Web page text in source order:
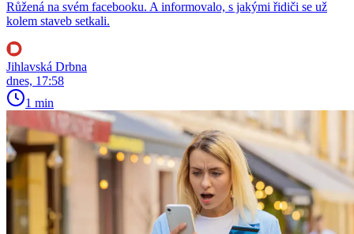
Růžená na svém facebooku. A informovalo, s jakými řidiči se už
kolem staveb setkali.
Jihlavská Drbna
dnes, 17:58
1 min